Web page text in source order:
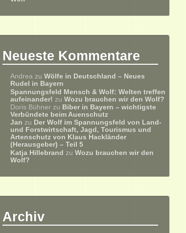
Neueste Kommentare
Andrea zuWölfe in Deutschland – Neues
Rudel in Bayern
Spannungsfeld Mensch & Wolf: Welten treffen
aufeinander! zuWozu brauchen wir den Wolf?
Doris Bühner zu Biber in Bayern – wichtigste
Verbündete beim Auenschutz
Jan zu Der Wolf im Spannungsfeld von Land-
und Forstwirtschaft, Jagd, Tourismus und
Artenschutz von Klaus Hackländer
(Herausgeber) – Teil 5
Katja Hillebrand zuWozu brauchen wir den
Wolf?
Archiv